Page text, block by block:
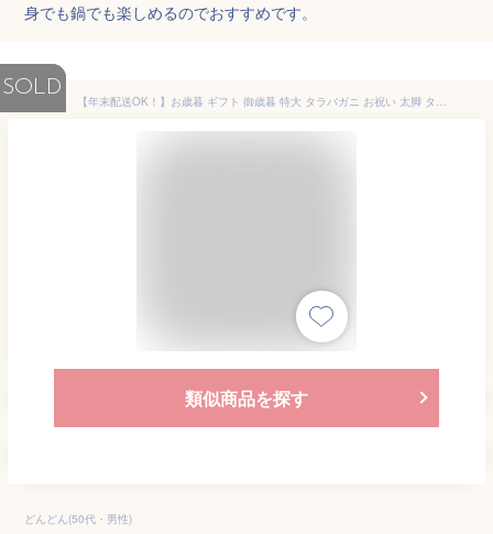
身でも鍋でも楽しめるのでおすすめです。
SOLD
【年末配送OK！】お歳暮 ギフト 御歳暮 特大 タラバガニ お祝い 太脚 タラバ蟹 800g かに むき身 ボイル カット済み 送料無料 蟹 ハーフポーション 2〜3人前 高級 海鮮 海の幸 のし対応 無添加
類似商品を探す
どんどん(50代・男性)